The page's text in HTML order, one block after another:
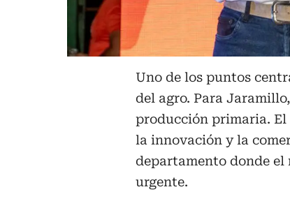
Uno de los puntos
del agro. Para
producción primaria.
la innovación y la
departamento donde el
urgente.